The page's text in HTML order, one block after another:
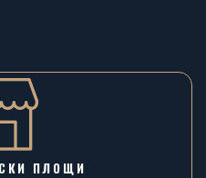
ПЛОЩИ